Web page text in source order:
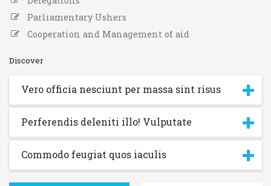
Parliamentary Ushers
Cooperation and Management of aid
Discover
Vero officia nesciunt per massa sint risus
Perferendis deleniti illo! Vulputate
Commodo feugiat quos iaculis